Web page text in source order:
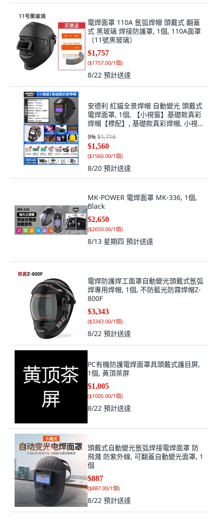
電焊面罩 110A 氬弧焊帽 頭戴式 翻蓋
式 黑玻璃 焊接防護罩, 1個, 110A面罩
（11號黑玻璃）
$1,757
($1757.00/1個)
8/22 預計送達
安德利 紅貓全景焊帽 自動變光 頭戴式
電焊面罩, 1個, 【小視窗】基礎款真彩
焊帽【標配】, 基礎款真彩焊帽, 小視
9%$1,716
$1,560
($1560.00/1個)
8/20 預計送達
MK-POWER 電焊面罩 MK-336, 1個,
Black
$2,650
($2650.00/1個)
8/13 星期四 預計送達
電焊防護焊工面罩自動變光頭戴式氬弧
焊專用焊帽, 1個, 不防藍光防霧焊帽Z-
800F
$3,343
($3343.00/1個)
8/22 預計送達
PC有機防護電焊面罩具頭戴式護目屏,
1個, 黃頂茶屏
$1,005
($1005.00/1個)
8/22 預計送達
頭戴式自動變光氬弧焊接電焊面罩 防
飛濺 防紫外線, 可翻蓋自動變光面罩, 1
個
$887
($887.00/1個)
8/22 預計送達